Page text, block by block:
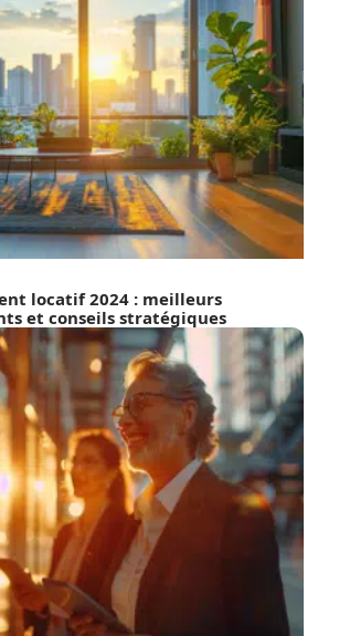
locatif 2024 : meilleurs
et conseils stratégiques